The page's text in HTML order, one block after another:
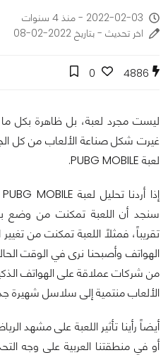
2022-02-03 - منذ 4 سنوات
اخر تحديث - بتاريخ 2022-02-08
4886
0
ليست مجرد لعبة، بل ظاهرة بكل
غيرت شكل صناعة الألعاب من كل
لعبة PUBG MOBILE.
سنجد أن اللعبة تمكنت من وضع
تقريباً، فمثلاً اللعبة تمكنت من
من شركات عملاقة على الهواتف
الألعاب منتمية إلى سلاسل شهيرة
أيضاً رأينا تأثير اللعبة على مشهد
أو في منطقتنا العربية على وجه